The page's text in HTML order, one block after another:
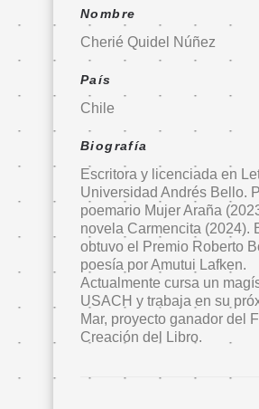
Nombre
Cherié Quidel Núñez
País
Chile
Biografía
Escritora y licenciada en
Universidad Andrés Bello.
poemario Mujer Araña
novela Carmencita (2024).
obtuvo el Premio Roberto
poesía por Amutui Lafken.
Actualmente cursa un
USACH y trabaja en su
Mar, proyecto ganador del
Creación del Libro.